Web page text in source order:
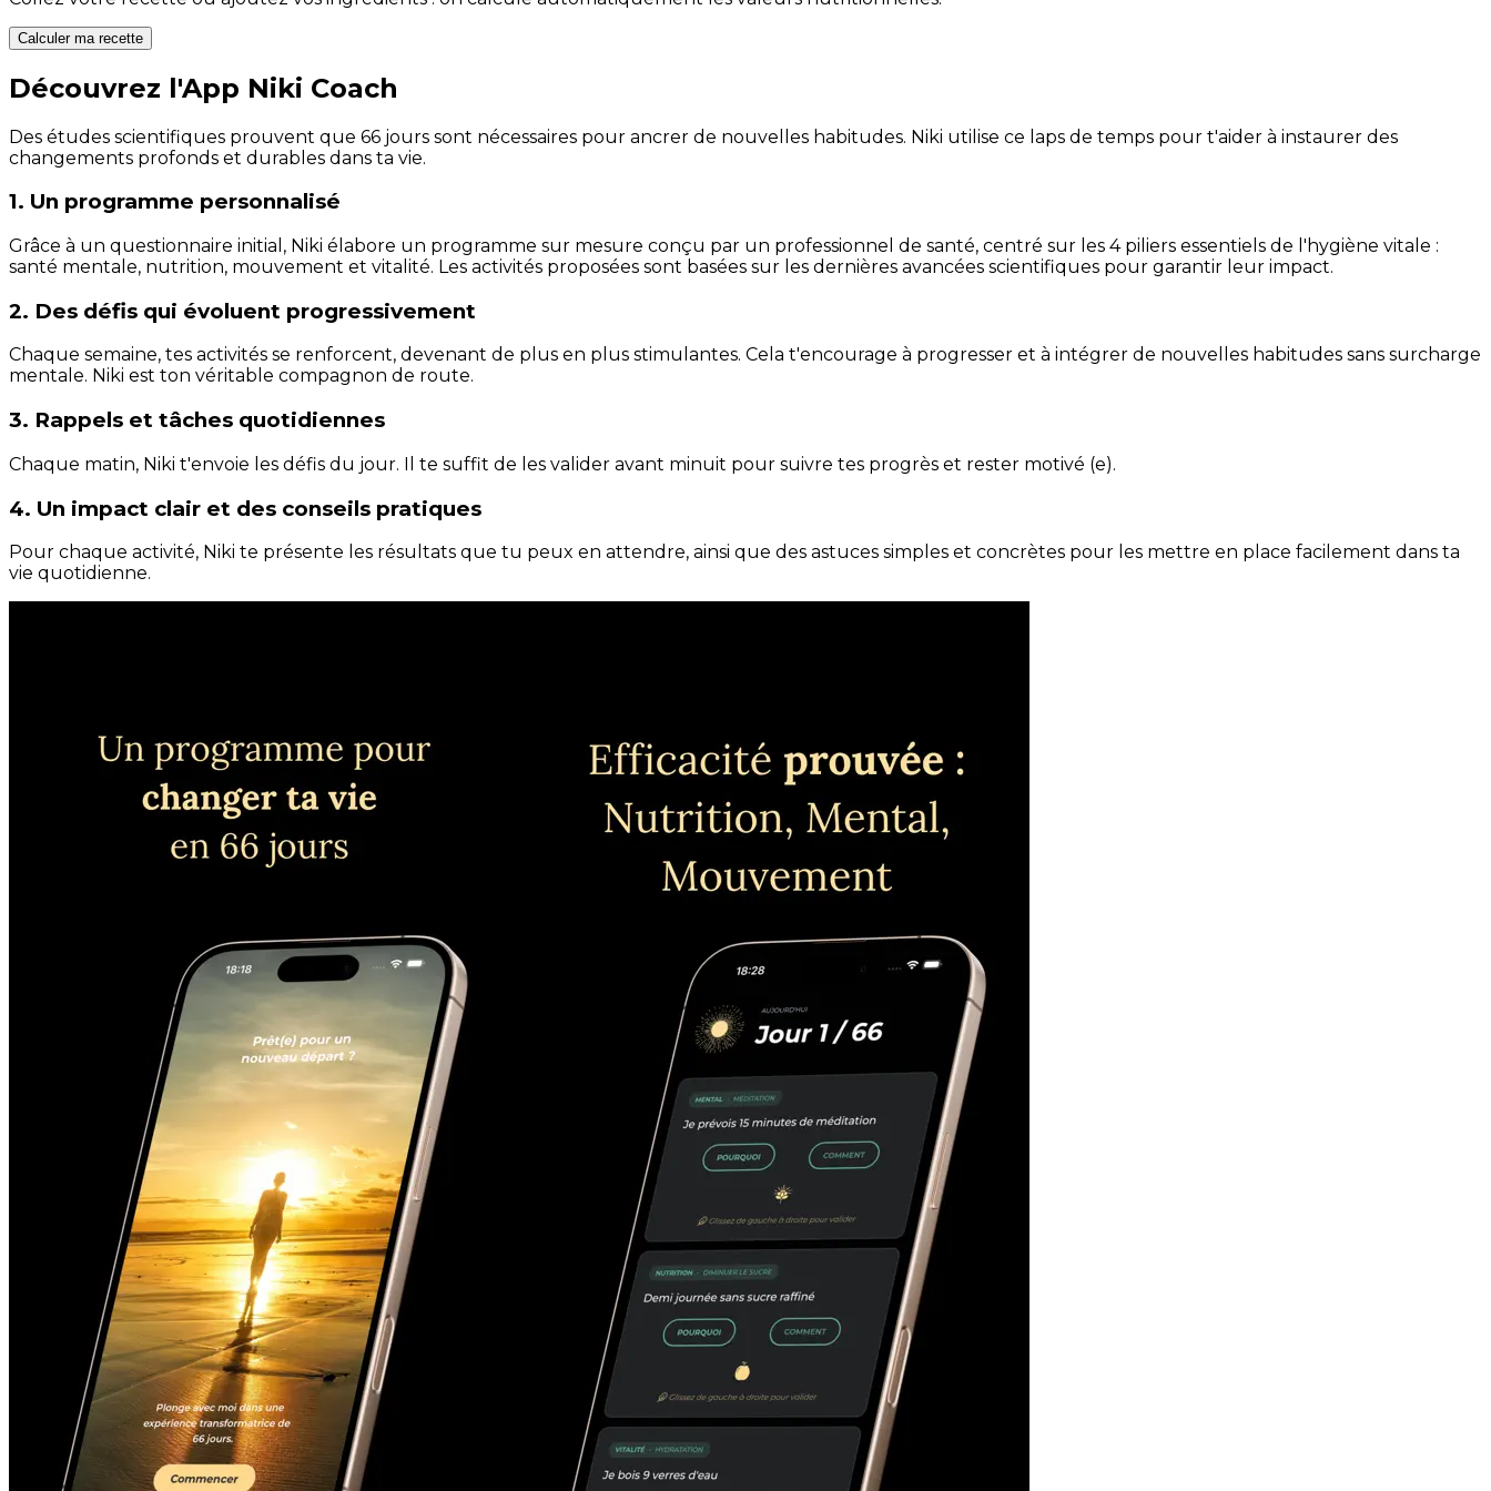
Calculer ma recette
Découvrez l'App Niki Coach
Des études scientifiques prouvent que 66 jours sont nécessaires pour ancrer de nouvelles habitudes. Niki utilise ce laps de temps pour t'aider à instaurer des
changements profonds et durables dans ta vie.
1. Un programme personnalisé
Grâce à un questionnaire initial, Niki élabore un programme sur mesure conçu par un professionnel de santé, centré sur les 4 piliers essentiels de l'hygiène vitale :
santé mentale, nutrition, mouvement et vitalité. Les activités proposées sont basées sur les dernières avancées scientifiques pour garantir leur impact.
2. Des défis qui évoluent progressivement
Chaque semaine, tes activités se renforcent, devenant de plus en plus stimulantes. Cela t'encourage à progresser et à intégrer de nouvelles habitudes sans surcharge
mentale. Niki est ton véritable compagnon de route.
3. Rappels et tâches quotidiennes
Chaque matin, Niki t'envoie les défis du jour. Il te suffit de les valider avant minuit pour suivre tes progrès et rester motivé (e).
4. Un impact clair et des conseils pratiques
Pour chaque activité, Niki te présente les résultats que tu peux en attendre, ainsi que des astuces simples et concrètes pour les mettre en place facilement dans ta
vie quotidienne.